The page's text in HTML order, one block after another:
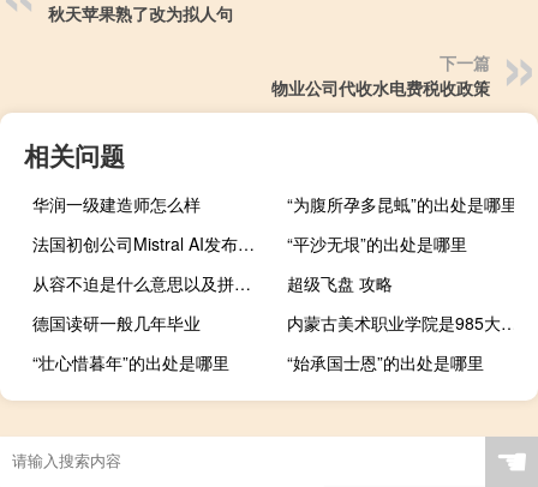
秋天苹果熟了改为拟人句
下一篇
物业公司代收水电费税收政策
相关问题
华润一级建造师怎么样
“为腹所孕多昆蚳”的出处是哪里
法国初创公司Mistral AI发布首个生成式人工智能模型 与美国巨头竞争
“平沙无垠”的出处是哪里
从容不迫是什么意思以及拼音（从容不迫是什么生肖）
超级飞盘 攻略
德国读研一般几年毕业
内蒙古美术职业学院是985大学吗
“壮心惜暮年”的出处是哪里
“始承国士恩”的出处是哪里
☚